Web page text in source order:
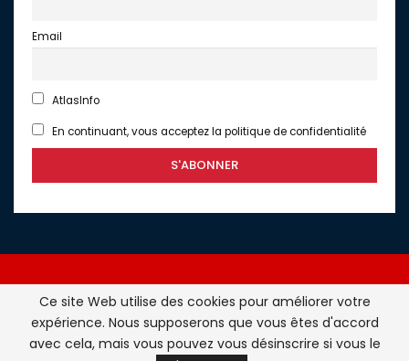
Email
AtlasInfo
En continuant, vous acceptez la politique de confidentialité
Atlasinfo.fr : l'essentiel de l'actualité de la France et du
Maghreb © Tous Droits Réservés - Atlasinfo- 2026
Ce site Web utilise des cookies pour améliorer votre
expérience. Nous supposerons que vous êtes d'accord
avec cela, mais vous pouvez vous désinscrire si vous le